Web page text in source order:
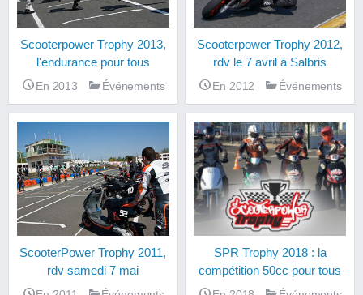
Scooterpower Trophy 2013,
l'endurance pour tous
En 2013 Événements
Scooterpower Trophy 2012,
rdv le 7 avril à Salbris
En 2012 Événements
ScooterPower Trophy 2011,
rdv samedi 7 mai
SPR Trophy 2018 : la
compétition 50cc pour tous